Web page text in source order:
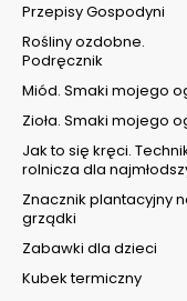
Przepisy Gospodyni
Rośliny ozdobne.
Podręcznik
Miód. Smaki mojego
Zioła. Smaki mojego
Jak to się kręci.
rolnicza dla
Znacznik plantacyjny
grządki
Zabawki dla dzieci
Kubek termiczny